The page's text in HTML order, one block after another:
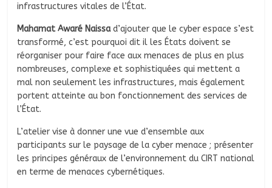
infrastructures vitales de l’État.
Mahamat Awaré Naissad’ajouter que le cyber espace s’est
transformé, c’est pourquoi dit il les États doivent se
réorganiser pour faire face aux menaces de plus en plus
nombreuses, complexe et sophistiquées qui mettent a
mal non seulement les infrastructures, mais également
portent atteinte au bon fonctionnement des services de
l’État.
L’atelier vise à donner une vue d’ensemble aux
participants sur le paysage de la cyber menace ; présenter
les principes généraux de l’environnement du CIRT national
en terme de menaces cybernétiques.